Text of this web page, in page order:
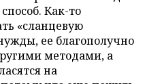
Как-то
«сланцевую
ее благополучно
методами, а
на